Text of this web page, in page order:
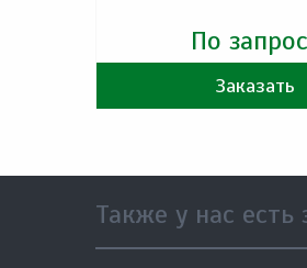
По
Заказать
Также у нас есть